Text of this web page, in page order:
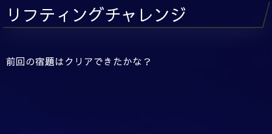
リフティングチャレンジ
前回の宿題はクリアできたかな？